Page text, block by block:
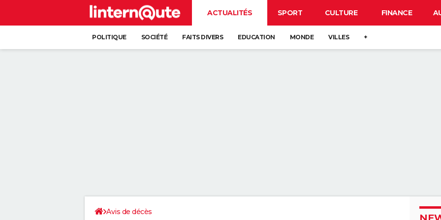
ACTUALITÉS SPORT CULTURE FINANCE
POLITIQUE SOCIÉTÉ FAITS DIVERS EDUCATION MONDE VILLES +
Avis de décès